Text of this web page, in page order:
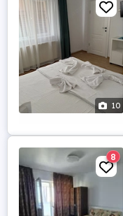
10
8